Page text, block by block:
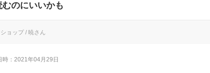
のにいいかも
ョップ / 暁さん
時：2021年04月29日